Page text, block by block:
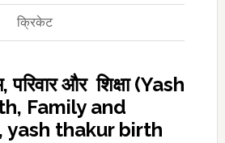
क्रिकेट
और शिक्षा (Yash
Family and
yash thakur birth